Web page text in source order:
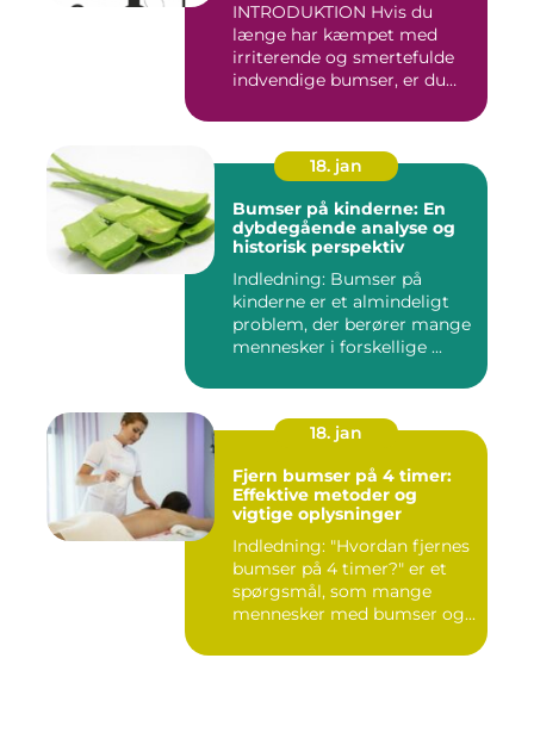
INTRODUKTION Hvis du
længe har kæmpet med
irriterende og smertefulde
indvendige bumser, er du
18. jan
Bumser på kinderne: En
dybdegående analyse og
historisk perspektiv
Indledning: Bumser på
kinderne er et almindeligt
problem, der berører mange
mennesker i forskellige ...
18. jan
Fjern bumser på 4 timer:
Effektive metoder og
vigtige oplysninger
Indledning: "Hvordan fjernes
bumser på 4 timer?" er et
spørgsmål, som mange
mennesker med bumser og...